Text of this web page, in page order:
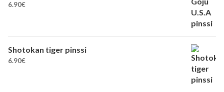
6.90€
Shotokan tiger pinssi
6.90€